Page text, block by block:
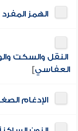
الهمز المفرد
النقل والسكت
العفاسي]
الإدغام